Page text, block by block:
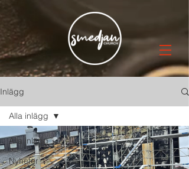
Inlägg
Alla inlägg
Nyheter
Alla inlägg